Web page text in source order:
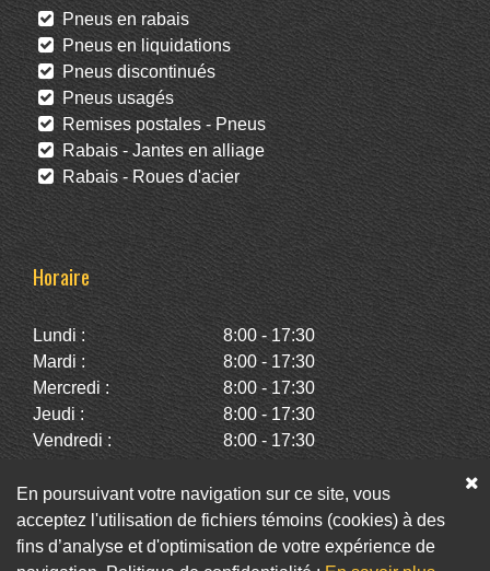
Pneus en rabais
Pneus en liquidations
Pneus discontinués
Pneus usagés
Remises postales - Pneus
Rabais - Jantes en alliage
Rabais - Roues d'acier
Horaire
Lundi :
8:00 - 17:30
Mardi :
8:00 - 17:30
Mercredi :
8:00 - 17:30
Jeudi :
8:00 - 17:30
Vendredi :
8:00 - 17:30
Dimanche :
Fermé
Facebook Twitter Infolettre
En poursuivant votre navigation sur ce site, vous
acceptez l'utilisation de fichiers témoins (cookies) à des
fins d’analyse et d'optimisation de votre expérience de